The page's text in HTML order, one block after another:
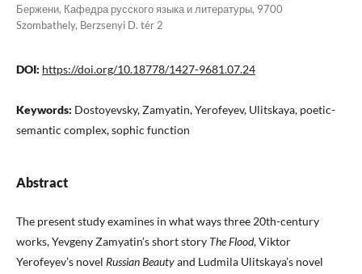
Бержени, Кафедра русского языка и литературы, 9700
Szombathely, Berzsenyi D. tér 2
DOI: https://doi.org/10.18778/1427-9681.07.24
Keywords: Dostoyevsky, Zamyatin, Yerofeyev, Ulitskaya, poetic-
semantic complex, sophic function
Abstract
The present study examines in what ways three 20th-century
works, Yevgeny Zamyatin’s short story The Flood, Viktor
Yerofeyev’s novel Russian Beautyand Ludmila Ulitskaya’s novel